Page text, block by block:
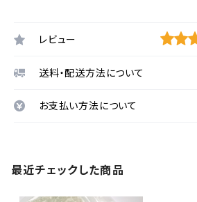
レビュー
送料・配送方法について
お支払い方法について
最近チェックした商品